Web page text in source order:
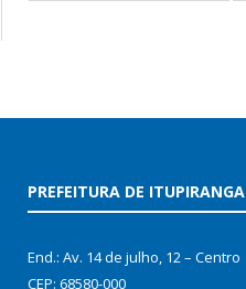
PREFEITURA DE ITUPIRANGA
End.: Av. 14 de julho, 12 – Centro
CEP: 68580-000